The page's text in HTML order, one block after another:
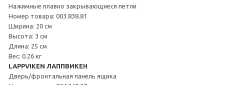
Нажимные плавно закрывающиеся петли
Номер товара: 003.838.81
Ширина: 20 см
Высота: 3 см
Длина: 25 см
Вес: 0.26 кг
LAPPVIKEN ЛАППВИКЕН
Дверь/фронтальная панель ящика